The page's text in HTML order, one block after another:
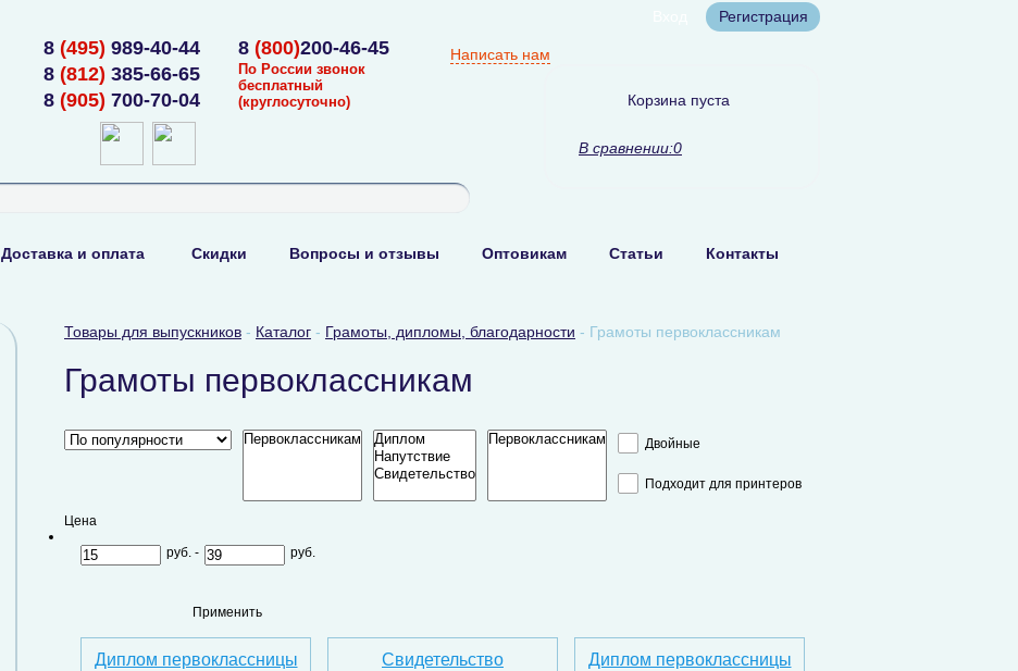
Регистрация
8 (495) 989-40-44
8 (812) 385-66-65
8 (905) 700-70-04
8 (800)200-46-45
По России звонок
бесплатный
(круглосуточно)
Написать нам
Корзина пуста
В сравнении:0
Доставка и оплата Скидки Вопросы и отзывы Оптовикам Статьи Контакты
Товары для выпускников - Каталог - Грамоты, дипломы, благодарности - Грамоты первоклассникам
Грамоты первоклассникам
Двойные
Подходит для принтеров
Цена
руб. - руб.
Применить
Диплом первоклассницы
Свидетельство
Диплом первоклассницы